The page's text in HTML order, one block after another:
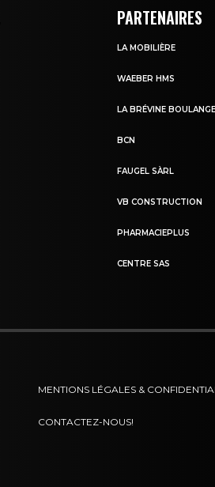
PARTENAIRES
LA MOBILIÈRE
WAEBER HMS
LA BRÉVINE
BCN
FAUGEL SÀRL
VB CONSTRUCTION
PHARMACIEPLUS
CENTRE SAS
MENTIONS LÉGALES &
CONTACTEZ-NOUS!